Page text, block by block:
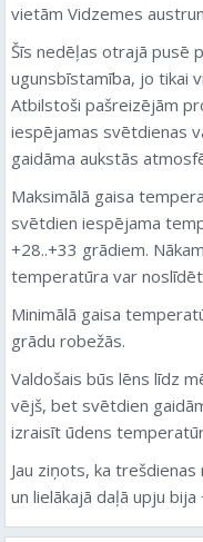
vietām Vidzemes
Šīs nedēļas otrajā pusē
ugunsbīstamība, jo tikai
Atbilstoši pašreizējām
iespējamas svētdienas
gaidāma aukstās
Maksimālā gaisa
svētdien iespējama
+28..+33 grādiem.
temperatūra var
Minimālā gaisa
grādu robežās.
Valdošais būs lēns līdz
vējš, bet svētdien
izraisīt ūdens
Jau ziņots, ka
un lielākajā daļā upju bija